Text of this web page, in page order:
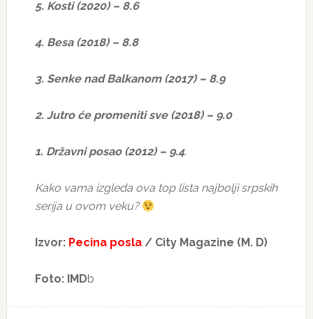
5. Kosti (2020) – 8.6
4. Besa (2018) – 8.8
3. Senke nad Balkanom (2017) – 8.9
2. Jutro će promeniti sve (2018) – 9.0
1. Državni posao (2012) – 9.4.
Kako vama izgleda ova top lista najbolji srpskih
serija u ovom veku?
Izvor: Pecina posla/ City Magazine (M. D)
Foto: IMDb